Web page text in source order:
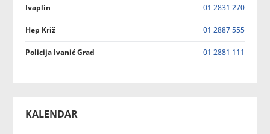
Ivaplin 01 2831 270
Hep Križ 01 2887 555
Policija Ivanić Grad 01 2881 111
KALENDAR